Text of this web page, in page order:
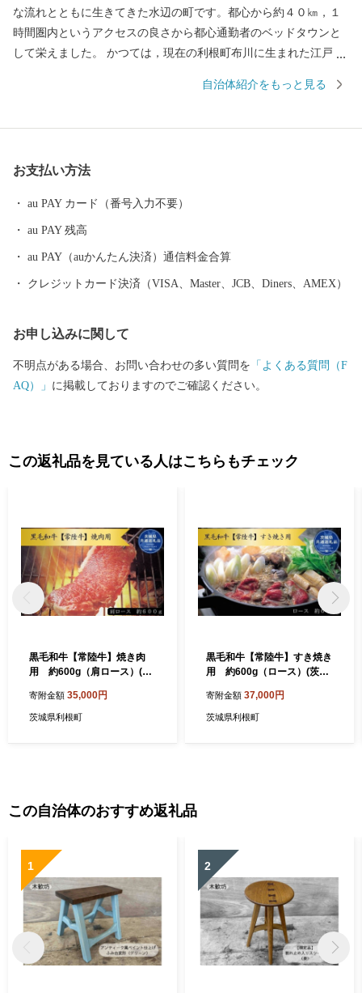
な流れとともに生きてきた水辺の町です。都心から約４０㎞，１
時間圏内というアクセスの良さから都心通勤者のベッドタウンと
して栄えました。 かつては，現在の利根町布川に生まれた江戸末
を描いた『利根川図志』を，ここ利根町で完成させたほか，日本
には，小林一茶直筆の句が彫られた石碑などが残されています。
町内には，利根川堤防上に，全長850ｍに渡って整備され，春には
の古代ハスの花が咲き誇ります。そして，秋には水田の稲穂が一
面黄金色に実り，冬の早朝の利根川は幻想的な風景を見せてくれ
るなど，四季折々で移り変わる自然風景が町を彩ります。 ほかに
神社仏閣など，歴史的に貴重な史跡や文化財などが多数あるほ
か，利根川土手沿いあるアットホームな乗馬クラブで，利根川土
手や田園風景など美しいロケーションの中，乗馬体験を楽しむこ
00～18:00） FAX：050-3488-0889 E-mail：tone@furusato-bpo.com
自治体紹介をもっと見る
お支払い方法
au PAY カード（番号入力不要）
au PAY 残高
au PAY（auかんたん決済）通信料金合算
クレジットカード決済（VISA、Master、JCB、Diners、AMEX）
お申し込みに関して
不明点がある場合、お問い合わせの多い質問を 「よくある質問（F
AQ）」 に掲載しておりますのでご確認ください。
この返礼品を見ている人はこちらもチェック
黒毛和牛【常陸牛】焼き肉
用 約600g（肩ロース）(茨
寄附金額 35,000円
茨城県利根町
黒毛和牛【常陸牛】すき焼き
用 約600g（ロース）(茨城
寄附金額 37,000円
茨城県利根町
この自治体のおすすめ返礼品
1 2